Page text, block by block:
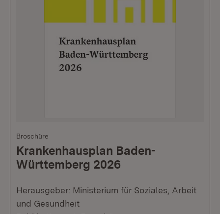
Broschüre
Krankenhausplan Baden-
Württemberg 2026
Herausgeber: Ministerium für Soziales, Arbeit
und Gesundheit